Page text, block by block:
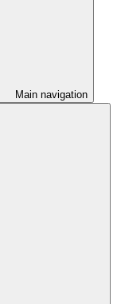
Main navigation